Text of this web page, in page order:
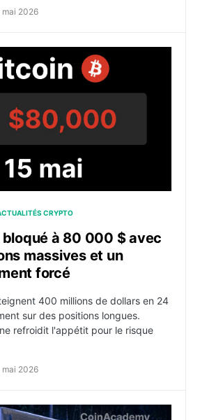
mai 2026
à 80 000 $ avec des
CRYPTO
bloqué à 80 000 $ avec
massives et un
forcé
400 millions de dollars en 24
sur des positions longues.
refroidit l'appétit pour le risque
mai 2026
à Strasbourg : une femme